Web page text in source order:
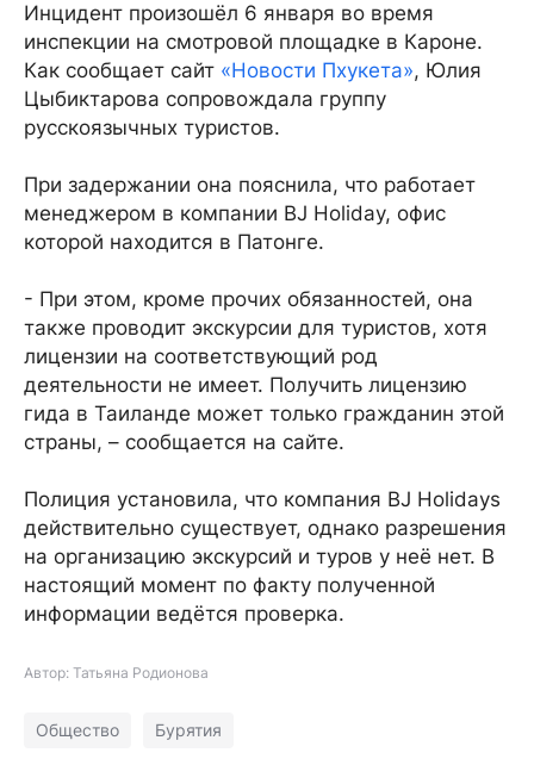
Инцидент произошёл 6 января во время
инспекции на смотровой площадке в Кароне.
Как сообщает сайт «Новости Пхукета», Юлия
Цыбиктарова сопровождала группу
русскоязычных туристов.
При задержании она пояснила, что работает
менеджером в компании BJ Holiday, офис
которой находится в Патонге.
- При этом, кроме прочих обязанностей, она
также проводит экскурсии для туристов, хотя
лицензии на соответствующий род
деятельности не имеет. Получить лицензию
гида в Таиланде может только гражданин этой
страны, – сообщается на сайте.
Полиция установила, что компания BJ Holidays
действительно существует, однако разрешения
на организацию экскурсий и туров у неё нет. В
настоящий момент по факту полученной
информации ведётся проверка.
Автор: Татьяна Родионова
Общество Бурятия